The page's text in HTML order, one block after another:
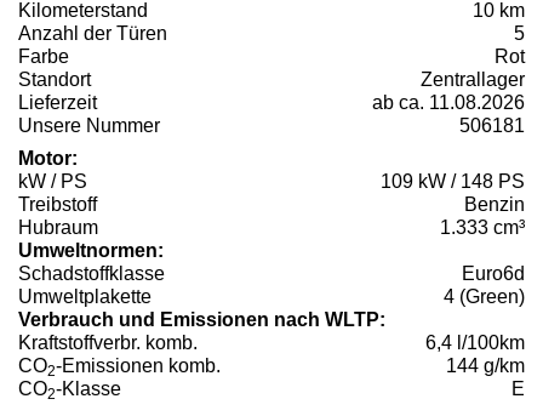
Kilometerstand
10 km
Anzahl der Türen
5
Farbe
Rot
Standort
Zentrallager
Lieferzeit
ab ca. 11.08.2026
Unsere Nummer
506181
Motor:
kW / PS
109 kW / 148 PS
Treibstoff
Benzin
Hubraum
1.333 cm³
Umweltnormen:
Schadstoffklasse
Euro6d
Umweltplakette
4 (Green)
Verbrauch und Emissionen nach WLTP:
Kraftstoffverbr. komb.
6,4 l/100km
CO2-Emissionen komb.
144 g/km
CO2-Klasse E